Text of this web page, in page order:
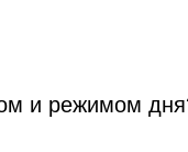
и режимом